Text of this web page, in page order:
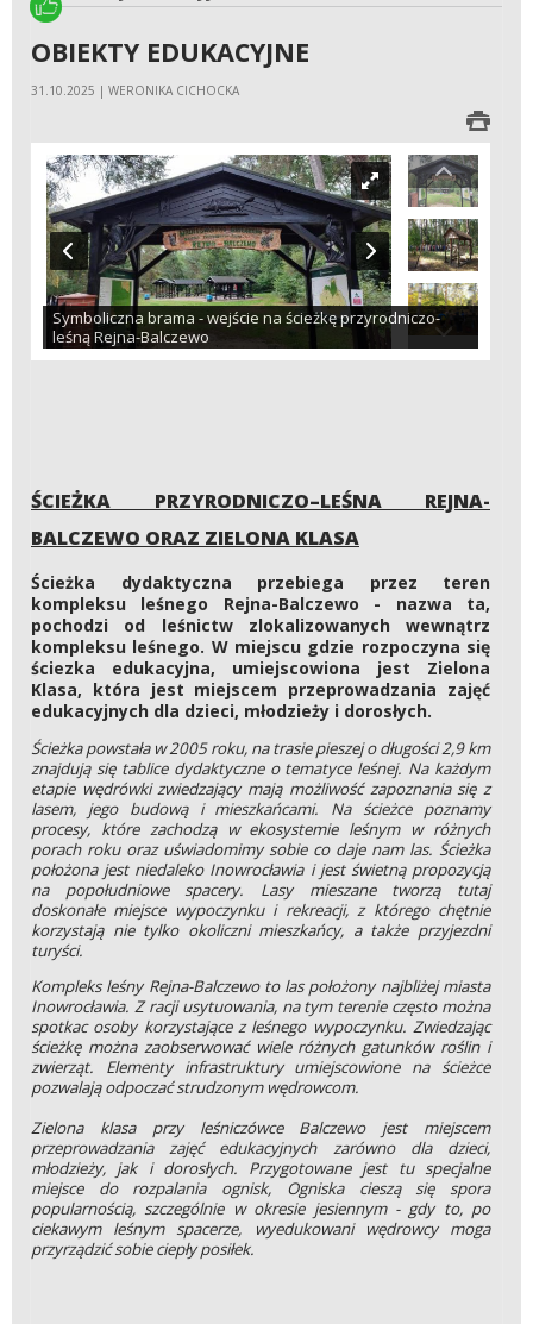
OBIEKTY EDUKACYJNE
31.10.2025 | WERONIKA CICHOCKA
Symboliczna brama - wejście na ścieżkę przyrodniczo-
leśną Rejna-Balczewo
ŚCIEŻKA PRZYRODNICZO–LEŚNA REJNA-
BALCZEWO ORAZ ZIELONA KLASA
Ścieżka dydaktyczna przebiega przez teren
kompleksu leśnego Rejna-Balczewo - nazwa ta,
pochodzi od leśnictw zlokalizowanych wewnątrz
kompleksu leśnego. W miejscu gdzie rozpoczyna się
ściezka edukacyjna, umiejscowiona jest Zielona
Klasa, która jest miejscem przeprowadzania zajęć
edukacyjnych dla dzieci, młodzieży i dorosłych.
Ścieżka powstała w 2005 roku, na trasie pieszej o długości 2,9 km
znajdują się tablice dydaktyczne o tematyce leśnej. Na każdym
etapie wędrówki zwiedzający mają możliwość zapoznania się z
lasem, jego budową i mieszkańcami. Na ścieżce poznamy
procesy, które zachodzą w ekosystemie leśnym w różnych
porach roku oraz uświadomimy sobie co daje nam las. Ścieżka
położona jest niedaleko Inowrocławia i jest świetną propozycją
na popołudniowe spacery. Lasy mieszane tworzą tutaj
doskonałe miejsce wypoczynku i rekreacji, z którego chętnie
korzystają nie tylko okoliczni mieszkańcy, a także przyjezdni
turyści.
Kompleks leśny Rejna-Balczewo to las położony najbliżej miasta
Inowrocławia. Z racji usytuowania, na tym terenie często można
spotkac osoby korzystające z leśnego wypoczynku. Zwiedzając
ścieżkę można zaobserwować wiele różnych gatunków roślin i
zwierząt. Elementy infrastruktury umiejscowione na ścieżce
pozwalają odpoczać strudzonym wędrowcom.
Zielona klasa przy leśniczówce Balczewo jest miejscem
przeprowadzania zajęć edukacyjnych zarówno dla dzieci,
młodzieży, jak i dorosłych. Przygotowane jest tu specjalne
miejsce do rozpalania ognisk, Ogniska cieszą się spora
popularnością, szczególnie w okresie jesiennym - gdy to, po
ciekawym leśnym spacerze, wyedukowani wędrowcy moga
przyrządzić sobie ciepły posiłek.